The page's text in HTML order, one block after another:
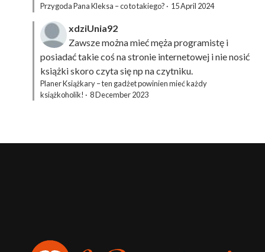
Przygoda Pana Kleksa – co to takiego? · 15 April 2024
xdziUnia92
Zawsze można mieć męża programistę i
posiadać takie coś na stronie internetowej i nie nosić
książki skoro czyta się np na czytniku.
Planer Książkary – ten gadżet powinien mieć każdy
książkoholik! · 8 December 2023